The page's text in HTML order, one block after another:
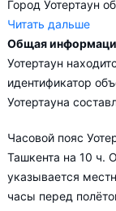
Город Уотертаун
Читать дальше
В зависимости от
цена билета на
более чем на 53%.
Aviasales.uz
заранее, чтобы вы
ориентируясь на
возможности.
Общая
Уотертаун
идентификатор
Уотертауна
Часовой пояс
Ташкента на 10 ч.
указывается
часы перед